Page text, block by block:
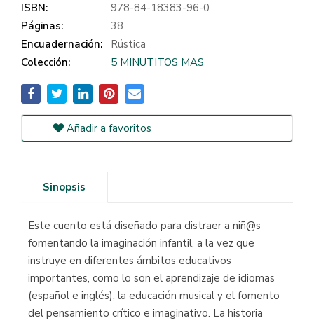
ISBN:
978-84-18383-96-0
Páginas:
38
Encuadernación:
Rústica
Colección:
5 MINUTITOS MAS
Añadir a favoritos
Sinopsis
Este cuento está diseñado para distraer a niñ@s
fomentando la imaginación infantil, a la vez que
instruye en diferentes ámbitos educativos
importantes, como lo son el aprendizaje de idiomas
(español e inglés), la educación musical y el fomento
del pensamiento crítico e imaginativo. La historia